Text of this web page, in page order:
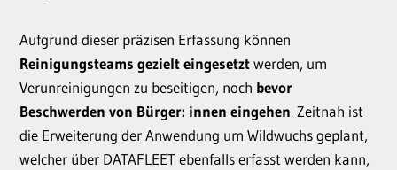
Aufgrund dieser präzisen Erfassung können
Reinigungsteams gezielt eingesetztwerden, um
Verunreinigungen zu beseitigen, noch bevor
Beschwerden von Bürger: innen eingehen. Zeitnah ist
die Erweiterung der Anwendung um Wildwuchs geplant,
welcher über DATAFLEET ebenfalls erfasst werden kann,